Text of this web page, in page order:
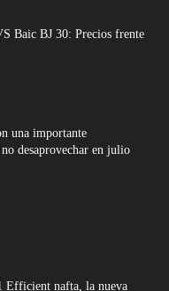
Baic BJ 30: Precios frente
una importante
desaprovechar en julio
Efficient nafta, la nueva